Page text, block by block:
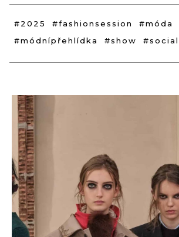
#2025 #fashionsession
#móda
#módnípřehlídka
#show